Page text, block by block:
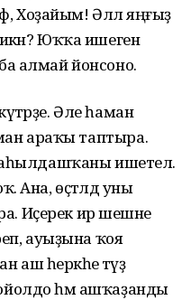
Хоҙайым! Әллә яңғыҙ
Юҡҡа ишеген
алмай йонсоно.
Әле һаман
араҡы таптыра.
аһылдашҡаны ишетелә.
Ана, өҫтәлдә уны
Иҫерек ир шешәне
ауыҙына ҡоя
һеркәһе тәүҙә
һәм ашҡаҙанды